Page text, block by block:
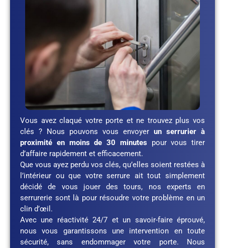
Vous avez claqué votre porte et ne trouvez plus vos
clés ? Nous pouvons vous envoyer un serrurier à
proximité en moins de 30 minutes pour vous tirer
d’affaire rapidement et efficacement.
Que vous ayez perdu vos clés, qu’elles soient restées à
l’intérieur ou que votre serrure ait tout simplement
décidé de vous jouer des tours, nos experts en
serrurerie sont là pour résoudre votre problème en un
clin d’œil.
Avec une réactivité 24/7 et un savoir-faire éprouvé,
nous vous garantissons une intervention en toute
sécurité, sans endommager votre porte. Nous